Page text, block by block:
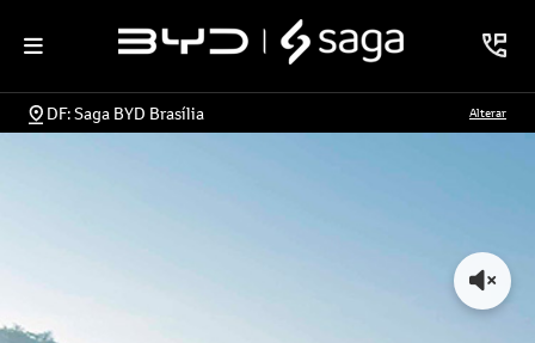
DF: Saga BYD Brasília Alterar